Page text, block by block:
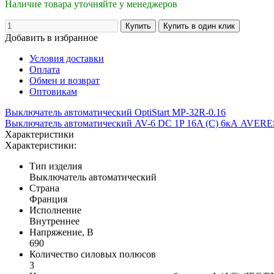
Наличие товара уточняйте у менеджеров
Добавить в избранное
Условия доставки
Оплата
Обмен и возврат
Оптовикам
Выключатель автоматический OptiStart MP-32R-0.16
Выключатель автоматический AV-6 DC 1P 16A (C) 6кА
Характеристики
Характеристики:
Тип изделия
Выключатель автоматический
Страна
Франция
Исполнение
Внутреннее
Напряжение, В
690
Количество силовых полюсов
3